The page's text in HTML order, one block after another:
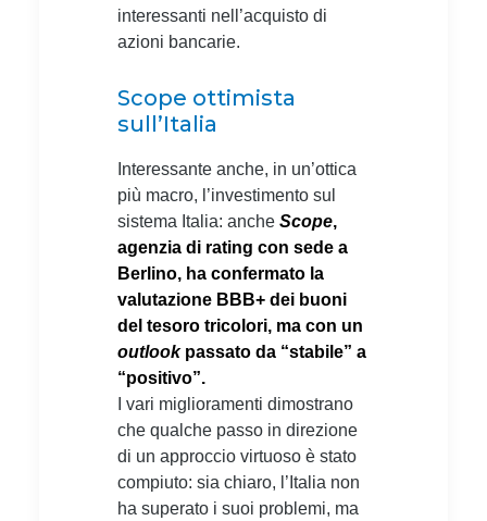
interessanti nell’acquisto di
azioni bancarie.
Scope ottimista
sull’Italia
Interessante anche, in un’ottica
più macro, l’investimento sul
sistema Italia: anche Scope,
agenzia di rating con sede a
Berlino, ha confermato la
valutazione BBB+ dei buoni
del tesoro tricolori, ma con un
outlookpassato da “stabile” a
“positivo”.
I vari miglioramenti dimostrano
che qualche passo in direzione
di un approccio virtuoso è stato
compiuto: sia chiaro, l’Italia non
ha superato i suoi problemi, ma